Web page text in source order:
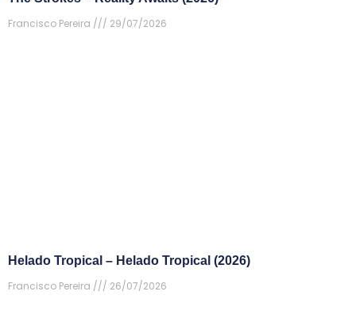
Francisco Pereira
29/07/2026
Helado Tropical – Helado Tropical (2026)
Francisco Pereira
26/07/2026